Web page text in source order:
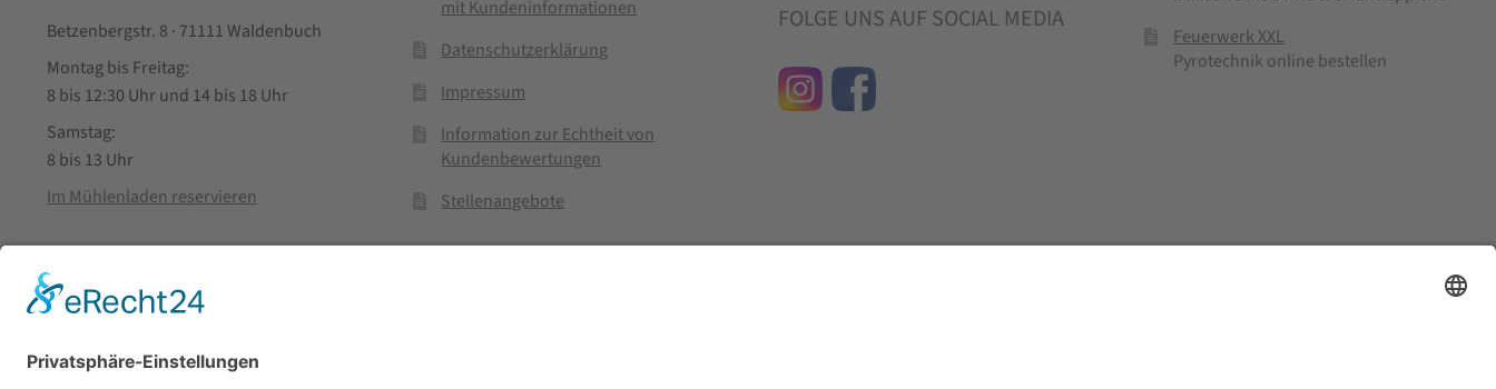
Betzenbergstr. 8 · 71111 Waldenbuch
Montag bis Freitag:
8 bis 12:30 Uhr und 14 bis 18 Uhr
Samstag:
8 bis 13 Uhr
Im Mühlenladen reservieren
mit Kundeninformationen
Datenschutzerklärung
Impressum
Information zur Echtheit von
Kundenbewertungen
Stellenangebote
FOLGE UNS AUF SOCIAL MEDIA
Feuerwerk XXL
Pyrotechnik online bestellen